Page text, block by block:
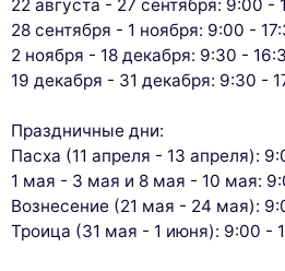
22 августа - 27 сентября: 9:00 -
28 сентября - 1 ноября: 9:00 -
2 ноября - 18 декабря: 9:30 -
19 декабря - 31 декабря: 9:30 -
Праздничные дни:
Пасха (11 апреля - 13 апреля):
1 мая - 3 мая и 8 мая - 10 мая:
Вознесение (21 мая - 24 мая):
Троица (31 мая - 1 июня): 9:00 -